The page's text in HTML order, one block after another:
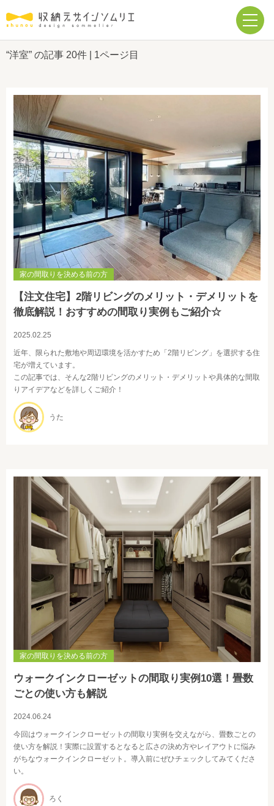
“洋室” の記事 20件 | 1ページ目
家の間取りを決める前の方
【注文住宅】2階リビングのメリット・デメリットを
徹底解説！おすすめの間取り実例もご紹介☆
2025.02.25
近年、限られた敷地や周辺環境を活かすため「2階リビング」を選択する住
宅が増えています。
この記事では、そんな2階リビングのメリット・デメリットや具体的な間取
りアイデアなどを詳しくご紹介！
うた
家の間取りを決める前の方
ウォークインクローゼットの間取り実例10選！畳数
ごとの使い方も解説
2024.06.24
今回はウォークインクローゼットの間取り実例を交えながら、畳数ごとの
使い方を解説！実際に設置するとなると広さの決め方やレイアウトに悩み
がちなウォークインクローゼット。導入前にぜひチェックしてみてくださ
い。
ろく